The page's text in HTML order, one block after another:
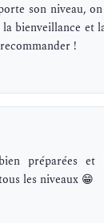
son niveau,
la bienveillance et
!
préparées et
les niveaux 😁